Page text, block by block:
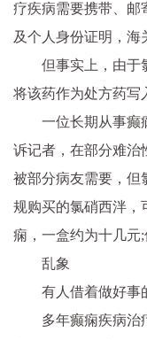
疗疾病需要携带、邮
及个人身份证明，海
但事实上，由于
将该药作为处方药写
一位长期从事癫
诉记者，在部分难治
被部分病友需要，但
规购买的氯硝西泮，
痫，一盒约为十几元;
乱象
有人借着做好事
多年癫痫疾病治